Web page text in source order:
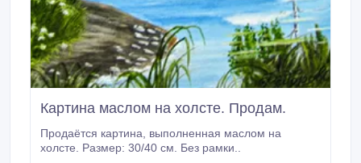
Картина маслом на холсте. Продам.
Продаётся картина, выполненная маслом на
холсте. Размер: 30/40 см. Без рамки..